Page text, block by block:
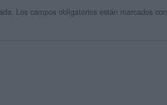
Los campos obligatorios están marcados con